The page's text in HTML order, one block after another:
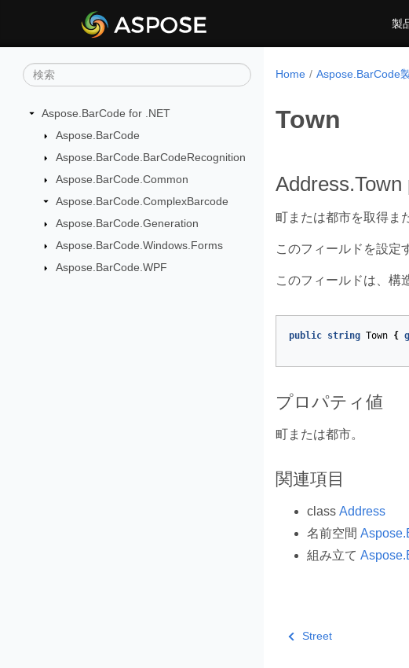
製
Aspose.BarCode for .NET
Aspose.BarCode
Aspose.BarCode.BarCodeRecognition
Aspose.BarCode.Common
Aspose.BarCode.ComplexBarcode
Aspose.BarCode.Generation
Aspose.BarCode.Windows.Forms
Aspose.BarCode.WPF
Home Aspose.BarCode
Town
Address.Town
町または都市を取得ま
このフィールドを設定
このフィールドは、構
public string Town {
プロパティ値
町または都市。
関連項目
class Address
名前空間
組み立て
Street